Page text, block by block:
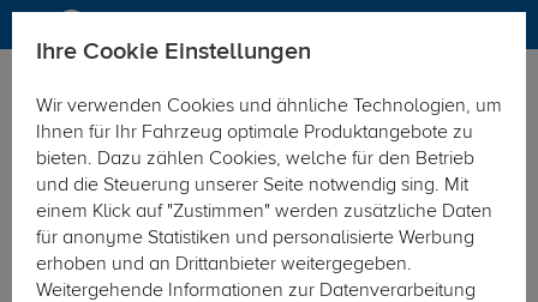
Hier geht's zur Fahrzeugübersicht: Mercedes CLA Coupe
Ihre Cookie Einstellungen
Wir verwenden Cookies und ähnliche Technologien, um
Ihnen für Ihr Fahrzeug optimale Produktangebote zu
bieten. Dazu zählen Cookies, welche für den Betrieb
und die Steuerung unserer Seite notwendig sing. Mit
einem Klick auf "Zustimmen" werden zusätzliche Daten
für anonyme Statistiken und personalisierte Werbung
erhoben und an Drittanbieter weitergegeben.
Weitergehende Informationen zur Datenverarbeitung